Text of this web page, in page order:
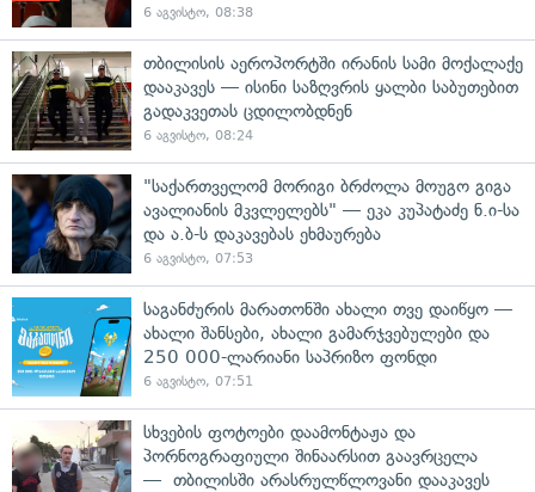
6 აგვისტო, 08:38
თბილისის აეროპორტში ირანის სამი მოქალაქე
დააკავეს — ისინი საზღვრის ყალბი საბუთებით
გადაკვეთას ცდილობდნენ
6 აგვისტო, 08:24
"საქართველომ მორიგი ბრძოლა მოუგო გიგა
ავალიანის მკვლელებს" — ეკა კუპატაძე ნ.ი-სა
და ა.ბ-ს დაკავებას ეხმაურება
6 აგვისტო, 07:53
საგანძურის მარათონში ახალი თვე დაიწყო —
ახალი შანსები, ახალი გამარჯვებულები და
250 000-ლარიანი საპრიზო ფონდი
6 აგვისტო, 07:51
სხვების ფოტოები დაამონტაჟა და
პორნოგრაფიული შინაარსით გაავრცელა
— თბილისში არასრულწლოვანი დააკავეს